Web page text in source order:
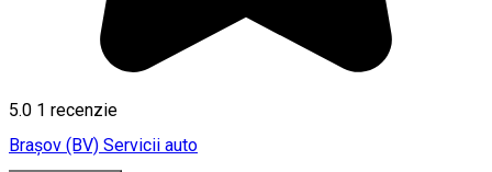
5.0 1 recenzie
Braşov (BV) Servicii auto